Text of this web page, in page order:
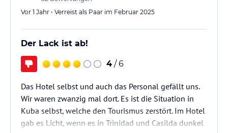
Vor 1 Jahr • Verreist als Paar im Februar 2025
Der Lack ist ab!
4 / 6
Das Hotel selbst und auch das Personal gefällt uns.
Wir waren zwanzig mal dort. Es ist die Situation in
Kuba selbst, welche den Tourismus zerstört. Im Hotel
gab es Licht, wenn es in Trinidad und Casilda dunkel